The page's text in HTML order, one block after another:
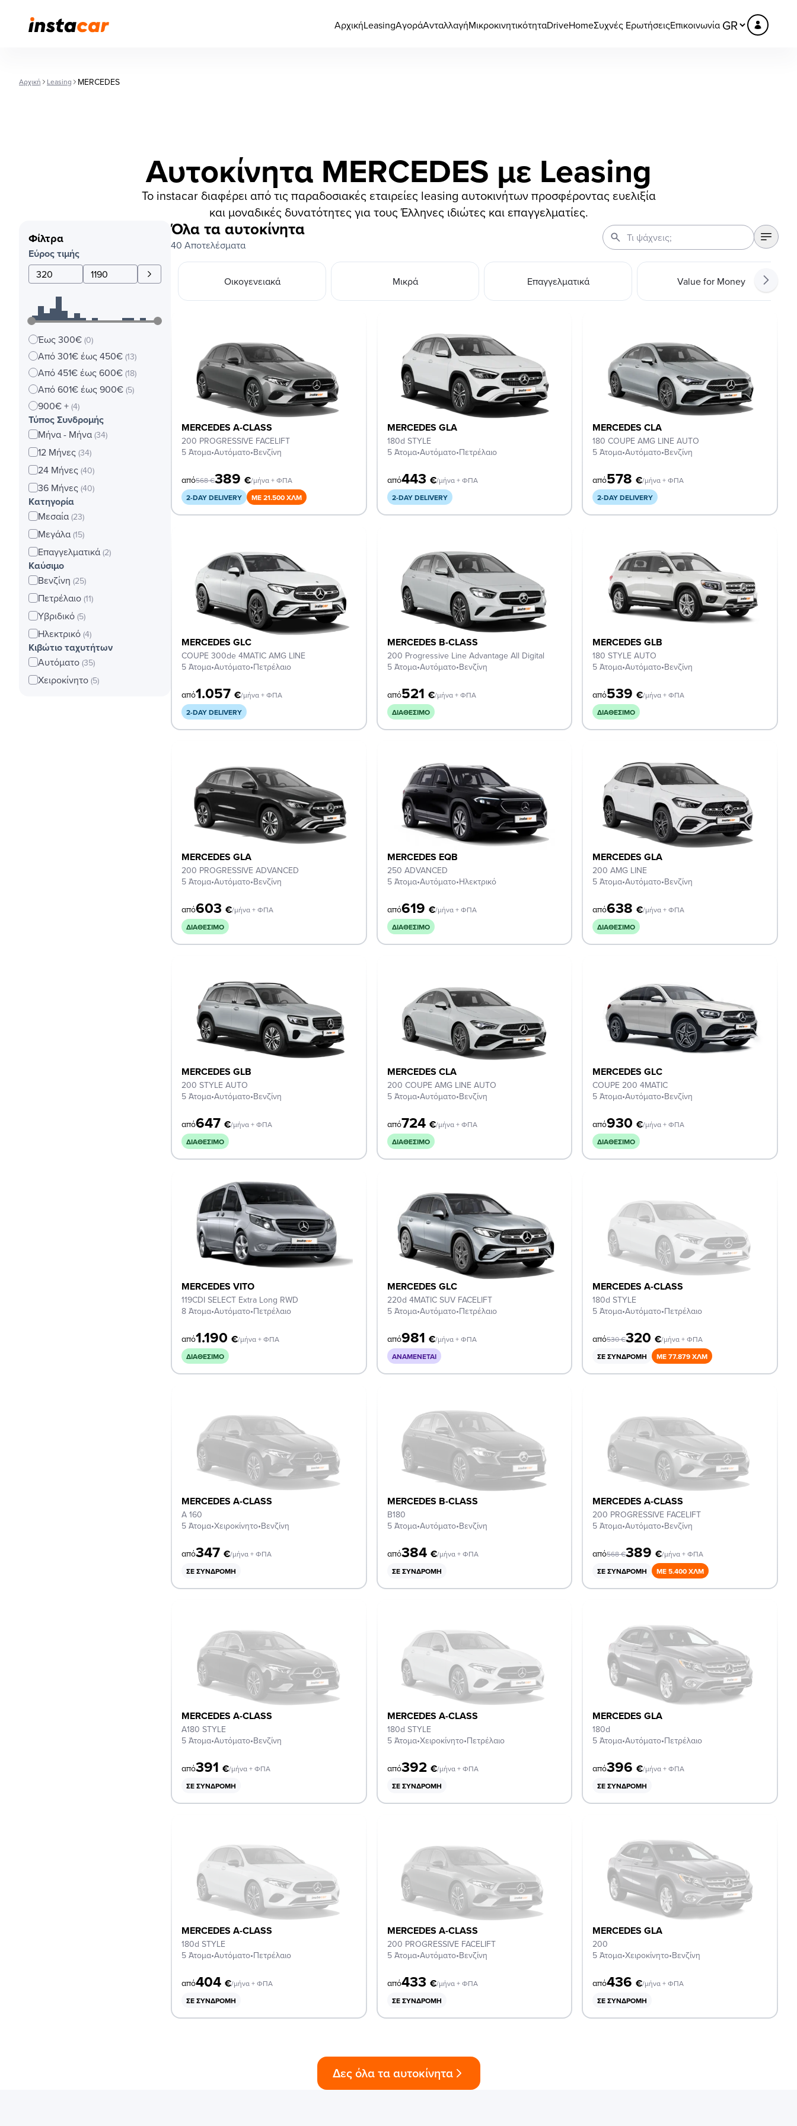
ΑρχικήLeasingΑγοράΑνταλλαγήΜικροκινητικότηταDriveHomeΣυχνές ΕρωτήσειςΕπικοινωνία
Αρχική Leasing MERCEDES
Αυτοκίνητα MERCEDES με Leasing
Το instacar διαφέρει από τις παραδοσιακές εταιρείες leasing αυτοκινήτων προσφέροντας ευελιξία
και μοναδικές δυνατότητες για τους Έλληνες ιδιώτες και επαγγελματίες.
Φίλτρα
Εύρος τιμής
Έως 300€ (0)
Από 301€ έως 450€ (13)
Από 451€ έως 600€ (18)
Από 601€ έως 900€ (5)
900€ + (4)
Τύπος Συνδρομής
Μήνα - Μήνα (34)
12 Μήνες (34)
24 Μήνες (40)
36 Μήνες (40)
Κατηγορία
Μεσαία (23)
Μεγάλα (15)
Επαγγελματικά (2)
Καύσιμο
Βενζίνη (25)
Πετρέλαιο (11)
Υβριδικό (5)
Ηλεκτρικό (4)
Κιβώτιο ταχυτήτων
Αυτόματο (35)
Χειροκίνητο (5)
Όλα τα αυτοκίνητα
40 Αποτελέσματα
Οικογενειακά Μικρά Επαγγελματικά Value for Money
MERCEDES A-CLASS
200 PROGRESSIVE FACELIFT
5 Άτομα•Αυτόματο•Βενζίνη
από568€389€/μήνα + ΦΠΑ
2-DAY DELIVERY
ΜΕ 21.500 ΧΛΜ
MERCEDES GLA
180d STYLE
5 Άτομα•Αυτόματο•Πετρέλαιο
από443 €/μήνα + ΦΠΑ
2-DAY DELIVERY
MERCEDES CLA
180 COUPE AMG LINE AUTO
5 Άτομα•Αυτόματο•Βενζίνη
από578€/μήνα + ΦΠΑ
2-DAY DELIVERY
MERCEDES GLC
COUPE 300de 4MATIC AMG LINE
5 Άτομα•Αυτόματο•Πετρέλαιο
από1.057€/μήνα + ΦΠΑ
2-DAY DELIVERY
MERCEDES B-CLASS
200 Progressive Line Advantage All Digital
5 Άτομα•Αυτόματο•Βενζίνη
από521 €/μήνα + ΦΠΑ
ΔΙΑΘΈΣΙΜΟ
MERCEDES GLB
180 STYLE AUTO
5 Άτομα•Αυτόματο•Βενζίνη
από539€/μήνα + ΦΠΑ
ΔΙΑΘΈΣΙΜΟ
MERCEDES GLA
200 PROGRESSIVE ADVANCED
5 Άτομα•Αυτόματο•Βενζίνη
από603€/μήνα + ΦΠΑ
ΔΙΑΘΈΣΙΜΟ
MERCEDES EQB
250 ADVANCED
5 Άτομα•Αυτόματο•Ηλεκτρικό
από619 €/μήνα + ΦΠΑ
ΔΙΑΘΈΣΙΜΟ
MERCEDES GLA
200 AMG LINE
5 Άτομα•Αυτόματο•Βενζίνη
από638€/μήνα + ΦΠΑ
ΔΙΑΘΈΣΙΜΟ
MERCEDES GLB
200 STYLE AUTO
5 Άτομα•Αυτόματο•Βενζίνη
από647€/μήνα + ΦΠΑ
ΔΙΑΘΈΣΙΜΟ
MERCEDES CLA
200 COUPE AMG LINE AUTO
5 Άτομα•Αυτόματο•Βενζίνη
από724 €/μήνα + ΦΠΑ
ΔΙΑΘΈΣΙΜΟ
MERCEDES GLC
COUPE 200 4MATIC
5 Άτομα•Αυτόματο•Βενζίνη
από930€/μήνα + ΦΠΑ
ΔΙΑΘΈΣΙΜΟ
MERCEDES VITO
119CDI SELECT Extra Long RWD
8 Άτομα•Αυτόματο•Πετρέλαιο
από1.190€/μήνα + ΦΠΑ
ΔΙΑΘΈΣΙΜΟ
MERCEDES GLC
220d 4MATIC SUV FACELIFT
5 Άτομα•Αυτόματο•Πετρέλαιο
από981 €/μήνα + ΦΠΑ
ΑΝΑΜΈΝΕΤΑΙ
MERCEDES A-CLASS
180d STYLE
5 Άτομα•Αυτόματο•Πετρέλαιο
από530€320€/μήνα + ΦΠΑ
ΣΕ ΣΥΝΔΡΟΜΉ
ΜΕ 77.879 ΧΛΜ
MERCEDES A-CLASS
A 160
5 Άτομα•Χειροκίνητο•Βενζίνη
από347€/μήνα + ΦΠΑ
ΣΕ ΣΥΝΔΡΟΜΉ
MERCEDES B-CLASS
B180
5 Άτομα•Αυτόματο•Βενζίνη
από384 €/μήνα + ΦΠΑ
ΣΕ ΣΥΝΔΡΟΜΉ
MERCEDES A-CLASS
200 PROGRESSIVE FACELIFT
5 Άτομα•Αυτόματο•Βενζίνη
από568€389€/μήνα + ΦΠΑ
ΣΕ ΣΥΝΔΡΟΜΉ
ΜΕ 5.400 ΧΛΜ
MERCEDES A-CLASS
A180 STYLE
5 Άτομα•Αυτόματο•Βενζίνη
από391€/μήνα + ΦΠΑ
ΣΕ ΣΥΝΔΡΟΜΉ
MERCEDES A-CLASS
180d STYLE
5 Άτομα•Χειροκίνητο•Πετρέλαιο
από392 €/μήνα + ΦΠΑ
ΣΕ ΣΥΝΔΡΟΜΉ
MERCEDES GLA
180d
5 Άτομα•Αυτόματο•Πετρέλαιο
από396€/μήνα + ΦΠΑ
ΣΕ ΣΥΝΔΡΟΜΉ
MERCEDES A-CLASS
180d STYLE
5 Άτομα•Αυτόματο•Πετρέλαιο
από404€/μήνα + ΦΠΑ
ΣΕ ΣΥΝΔΡΟΜΉ
MERCEDES A-CLASS
200 PROGRESSIVE FACELIFT
5 Άτομα•Αυτόματο•Βενζίνη
από433 €/μήνα + ΦΠΑ
ΣΕ ΣΥΝΔΡΟΜΉ
MERCEDES GLA
200
5 Άτομα•Χειροκίνητο•Βενζίνη
από436€/μήνα + ΦΠΑ
ΣΕ ΣΥΝΔΡΟΜΉ
Δες όλα τα αυτοκίνητα